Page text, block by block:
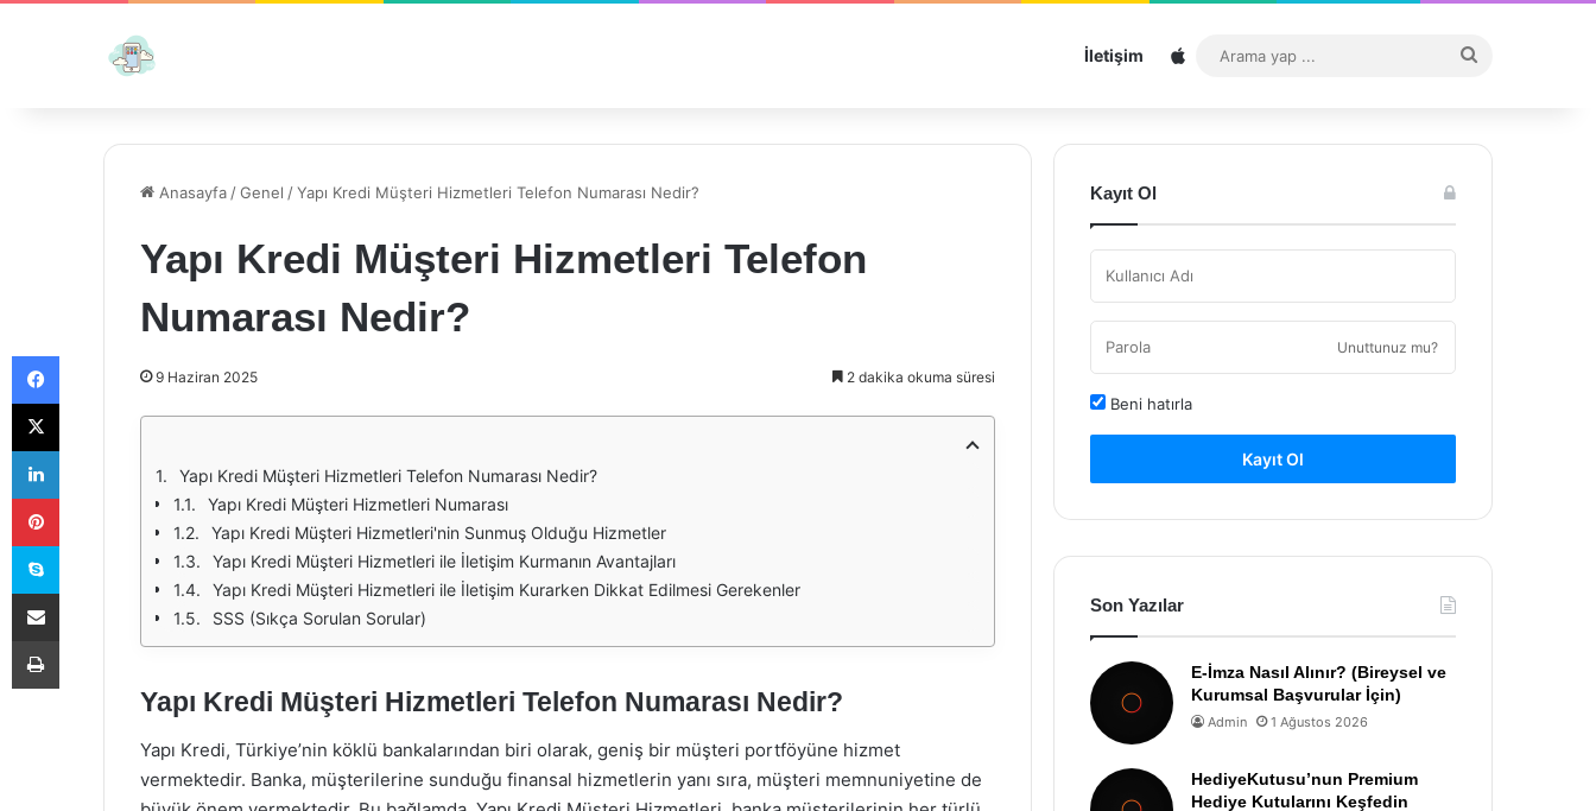
İletişim Sitemap
...
Anasayfa /Genel /Yapı Kredi Müşteri Hizmetleri Telefon Numarası Nedir?
Yapı Kredi Müşteri Hizmetleri Telefon
Numarası Nedir?
9 Haziran 2025 2 dakika okuma süresi
Yapı Kredi Müşteri Hizmetleri Telefon Numarası Nedir?
Yapı Kredi Müşteri Hizmetleri Numarası
Yapı Kredi Müşteri Hizmetleri'nin Sunmuş Olduğu Hizmetler
Yapı Kredi Müşteri Hizmetleri ile İletişim Kurmanın Avantajları
Yapı Kredi Müşteri Hizmetleri ile İletişim Kurarken Dikkat Edilmesi Gerekenler
SSS (Sıkça Sorulan Sorular)
Yapı Kredi Müşteri Hizmetleri Telefon Numarası Nedir?
Yapı Kredi, Türkiye’nin köklü bankalarından biri olarak, geniş bir müşteri portföyüne hizmet
vermektedir. Banka, müşterilerine sunduğu finansal hizmetlerin yanı sıra, müşteri memnuniyetine de
Kayıt Ol
Unuttunuz mu?
Beni hatırla
Kayıt Ol
Son Yazılar
E-İmza Nasıl Alınır? (Bireysel ve
Kurumsal Başvurular İçin)
Admin 1 Ağustos 2026
HediyeKutusu’nun Premium
Hediye Kutularını Keşfedin
Facebook
X
LinkedIn
Pinterest
Skype
E-Posta ile paylaş